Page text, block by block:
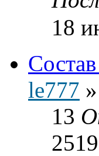
18
le777 »
13